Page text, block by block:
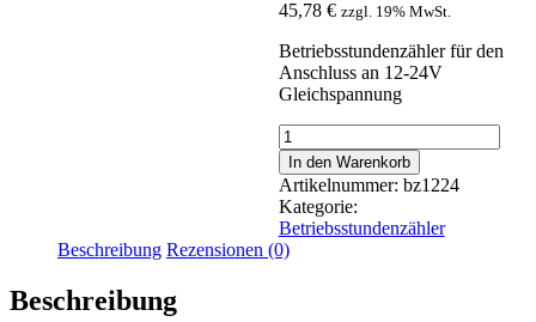
45,78 € zzgl. 19% MwSt.
Betriebsstundenzähler für den
Anschluss an 12-24V
Gleichspannung
Betriebsstundenzähler
12-
24V/DC
Menge
In den Warenkorb
Artikelnummer: bz1224
Kategorie:
Betriebsstundenzähler
Beschreibung Rezensionen (0)
Beschreibung